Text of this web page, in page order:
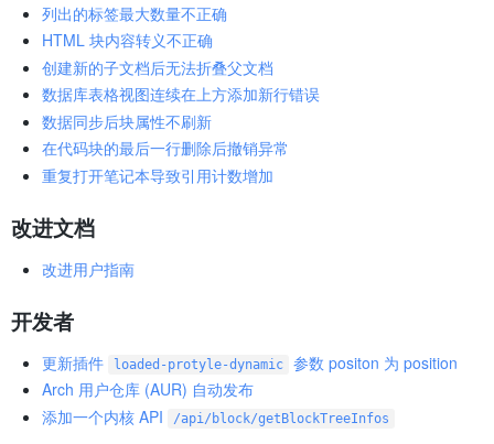
列出的标签最大数量不正确
HTML 块内容转义不正确
创建新的子文档后无法折叠父文档
数据库表格视图连续在上方添加新行错误
数据同步后块属性不刷新
在代码块的最后一行删除后撤销异常
重复打开笔记本导致引用计数增加
改进文档
改进用户指南
开发者
更新插件 loaded-protyle-dynamic
参数 positon 为 position
Arch 用户仓库 (AUR) 自动发布
添加一个内核 API
/api/block/getBlockTreeInfos